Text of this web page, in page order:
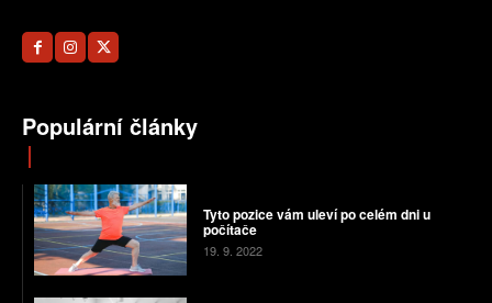
Populární články
Tyto pozice vám uleví po celém dni u
počítače
19. 9. 2022